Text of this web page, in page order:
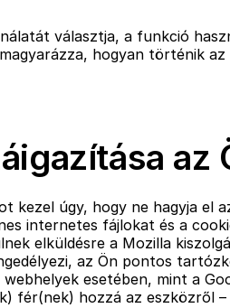
választja, a funkció
hogyan történik
az
kezel úgy, hogy ne hagyja el
internetes fájlokat és a
elküldésre a Mozilla
az Ön pontos
esetében, mint a
fér(nek) hozzá az eszközről